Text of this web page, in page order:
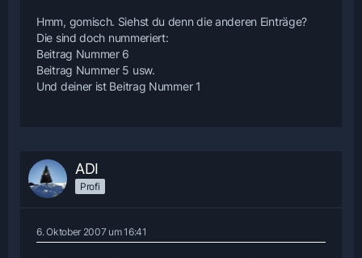
Hmm, gomisch. Siehst du denn die anderen Einträge?
Die sind doch nummeriert:
Beitrag Nummer 6
Beitrag Nummer 5 usw.
Und deiner ist Beitrag Nummer 1
ADI
Profi
6. Oktober 2007 um 16:41